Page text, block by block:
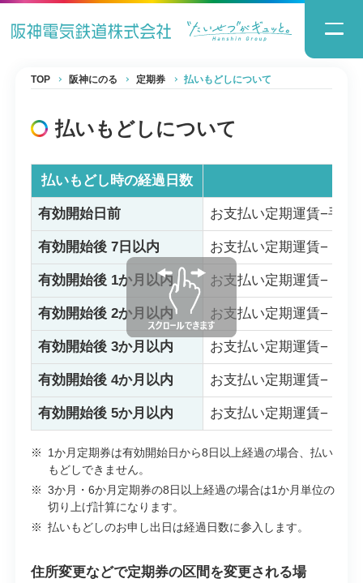
TOP 阪神にのる 定期券 払いもどしについて
払いもどしについて
払いもどし時の経過日数
有効開始日前 お支払い定期運賃−手数
有効開始後 7日以内 お支払い定期運賃−（定
有効開始後 1か月以内 お支払い定期運賃−（1
有効開始後 2か月以内 お支払い定期運賃−（1
有効開始後 3か月以内 お支払い定期運賃−（3
有効開始後 4か月以内 お支払い定期運賃−（3
有効開始後 5か月以内 お支払い定期運賃−（3
※
1か月定期券は有効開始日から8日以上経過の場合、払い
もどしできません。
※ 3か月・6か月定期券の8日以上経過の場合は1か月単位の
切り上げ計算になります。
※ 払いもどしのお申し出日は経過日数に参入します。
住所変更などで定期券の区間を変更される場